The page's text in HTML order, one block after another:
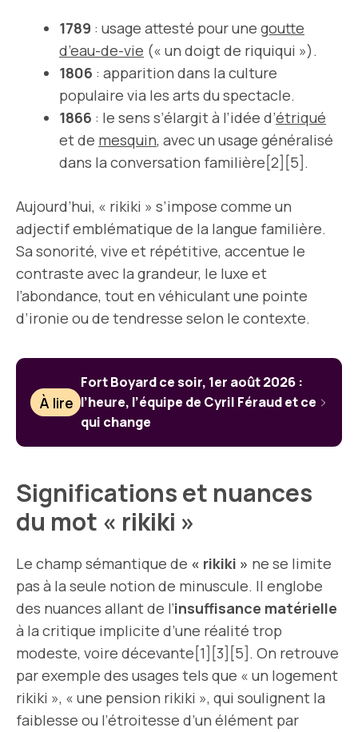
1789 : usage attesté pour une goutte
d’eau-de-vie (« un doigt de riquiqui »).
1806 : apparition dans la culture
populaire via les arts du spectacle.
1866 : le sens s’élargit à l’idée d’étriqué
et de mesquin, avec un usage généralisé
dans la conversation familière[2][5].
Aujourd’hui, « rikiki » s’impose comme un
adjectif emblématique de la langue familière.
Sa sonorité, vive et répétitive, accentue le
contraste avec la grandeur, le luxe et
l’abondance, tout en véhiculant une pointe
d’ironie ou de tendresse selon le contexte.
À lire
Fort Boyard ce soir, 1er août 2026 :
l’heure, l’équipe de Cyril Féraud et ce
qui change
Significations et nuances
du mot « rikiki »
Le champ sémantique de « rikiki » ne se limite
pas à la seule notion de minuscule. Il englobe
des nuances allant de l’insuffisance matérielle
à la critique implicite d’une réalité trop
modeste, voire décevante[1][3][5]. On retrouve
par exemple des usages tels que « un logement
rikiki », « une pension rikiki », qui soulignent la
faiblesse ou l’étroitesse d’un élément par